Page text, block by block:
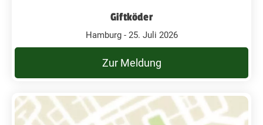
Giftköder
Hamburg - 25. Juli 2026
Zur Meldung